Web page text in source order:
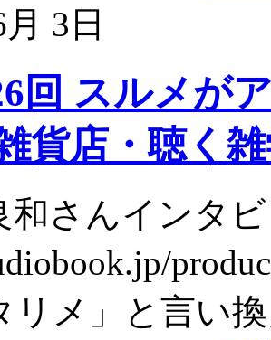
3日
回 スルメが
貨店・聴く
和さんインタ
リメ」と言い